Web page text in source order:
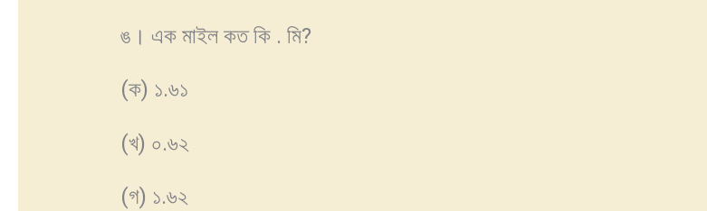
ঙ। এক মাইল কত কি . মি?
(ক) ১.৬১
(খ) ০.৬২
(গ) ১.৬২